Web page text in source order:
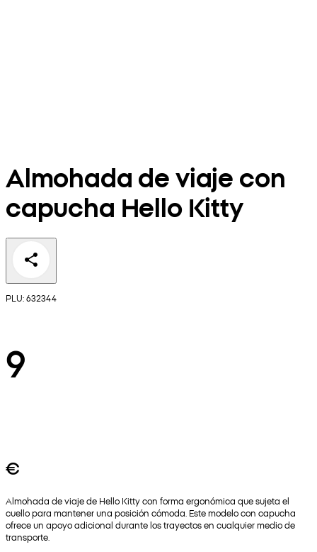
Almohada de viaje con
capucha Hello Kitty
PLU: 632344
9
€
Almohada de viaje de Hello Kitty con forma ergonómica que sujeta el
cuello para mantener una posición cómoda. Este modelo con capucha
ofrece un apoyo adicional durante los trayectos en cualquier medio de
transporte.